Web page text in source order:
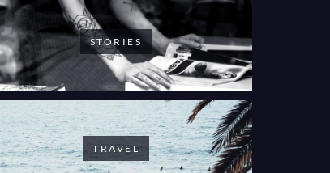
STORIES
TRAVEL